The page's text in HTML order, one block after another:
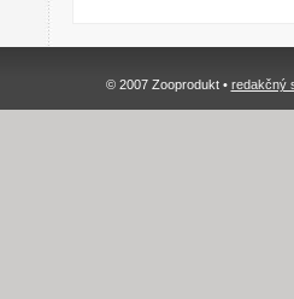
© 2007 Zooprodukt • redakčný